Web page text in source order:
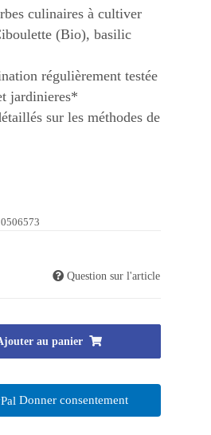
culinaires à cultiver
(Bio), basilic
régulièrement testée
jardinieres*
sur les méthodes de
Question sur l'article
au panier
Donner consentement